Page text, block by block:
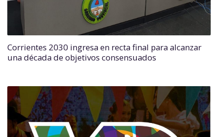
Corrientes 2030 ingresa en recta final para alcanzar
una década de objetivos consensuados